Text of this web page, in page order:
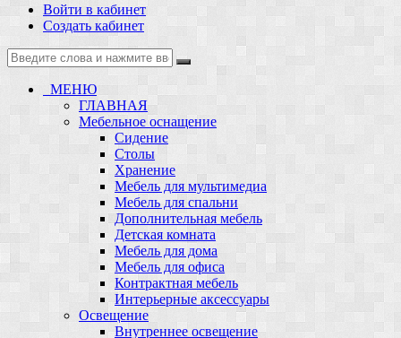
Войти в кабинет
Создать кабинет
МЕНЮ
ГЛАВНАЯ
Мебельное оснащение
Сидение
Столы
Хранение
Мебель для мультимедиа
Мебель для спальни
Дополнительная мебель
Детская комната
Мебель для дома
Мебель для офиса
Контрактная мебель
Интерьерные аксессуары
Освещение
Внутреннее освещение